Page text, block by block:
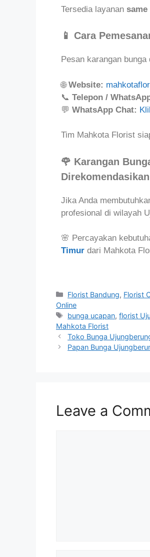
Tersedia layanan
📱 Cara
Pesan karangan
🌐Website:
📞 Telepon /
💬 WhatsApp Chat:
Tim Mahkota Florist
🌹 Karangan
Direkomendasikan
Jika Anda
profesional di wilayah
🌸 Percayakan
Timur dari Mahkota
Florist Bandung, Florist
Online
bunga ucapan,florist
Mahkota Florist
Toko Bunga
Papan Bunga
Leave a